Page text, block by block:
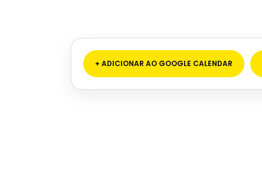
+ ADICIONAR AO GOOGLE CALENDAR